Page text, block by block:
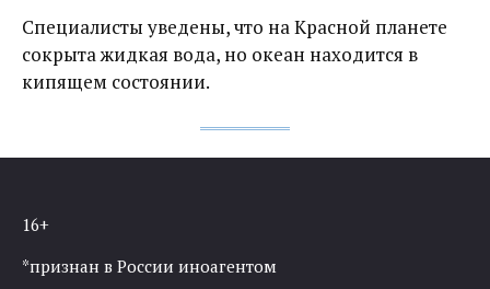
Специалисты уведены, что на Красной планете
сокрыта жидкая вода, но океан находится в
кипящем состоянии.
16+
*признан в России иноагентом